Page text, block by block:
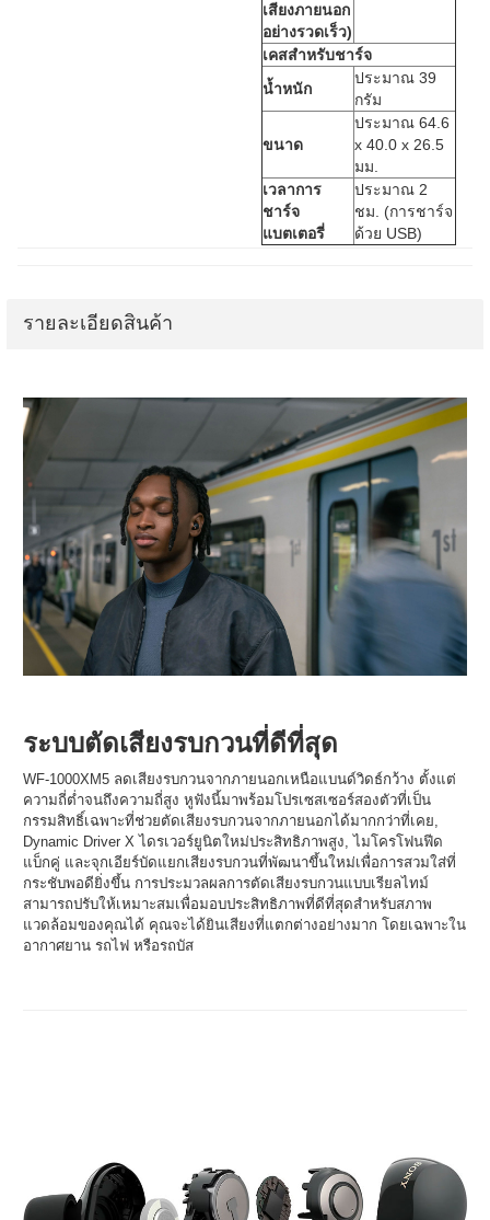
เสียงภายนอก
อย่างรวดเร็ว)
เคสสำหรับชาร์จ
น้ำหนัก
ประมาณ 39
กรัม
ขนาด
ประมาณ 64.6
x 40.0 x 26.5
มม.
เวลาการ
ชาร์จ
แบตเตอรี่
ประมาณ 2
ชม. (การชาร์จ
ด้วย USB)
รายละเอียดสินค้า
ระบบตัดเสียงรบกวนที่ดีที่สุด
WF-1000XM5 ลดเสียงรบกวนจากภายนอกเหนือแบนด์วิดธ์กว้าง ตั้งแต่
ความถี่ต่ำจนถึงความถี่สูง หูฟังนี้มาพร้อมโปรเซสเซอร์สองตัวที่เป็น
กรรมสิทธิ์เฉพาะที่ช่วยตัดเสียงรบกวนจากภายนอกได้มากกว่าที่เคย,
Dynamic Driver X ไดรเวอร์ยูนิตใหม่ประสิทธิภาพสูง, ไมโครโฟนฟีด
แบ็กคู่ และจุกเอียร์บัดแยกเสียงรบกวนที่พัฒนาขึ้นใหม่เพื่อการสวมใส่ที่
กระชับพอดียิ่งขึ้น การประมวลผลการตัดเสียงรบกวนแบบเรียลไทม์
สามารถปรับให้เหมาะสมเพื่อมอบประสิทธิภาพที่ดีที่สุดสำหรับสภาพ
แวดล้อมของคุณได้ คุณจะได้ยินเสียงที่แตกต่างอย่างมาก โดยเฉพาะใน
อากาศยาน รถไฟ หรือรถบัส